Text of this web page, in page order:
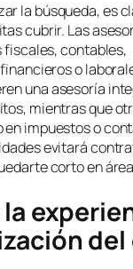
la búsqueda, es
cubrir. Las
contables,
o
una asesoría
mientras que
impuestos o
evitará
corto en